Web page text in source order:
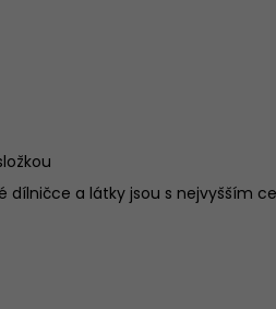
dílničce a látky jsou s nejvyšším